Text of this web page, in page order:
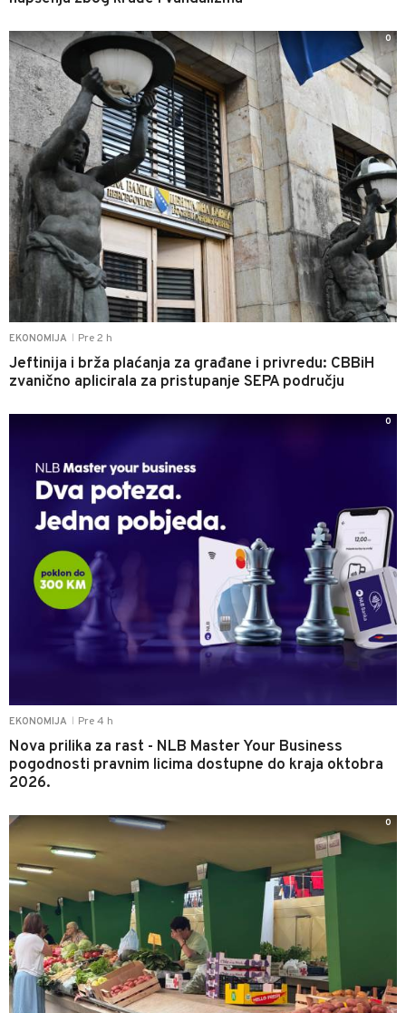
EKONOMIJA Pre 2 h
Jeftinija i brža plaćanja za građane i privredu: CBBiH
zvanično aplicirala za pristupanje SEPA području
0
EKONOMIJA Pre 4 h
Nova prilika za rast - NLB Master Your Business
pogodnosti pravnim licima dostupne do kraja oktobra
2026.
0
0